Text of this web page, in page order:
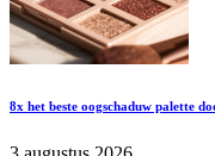
8x het beste oogschaduw palette